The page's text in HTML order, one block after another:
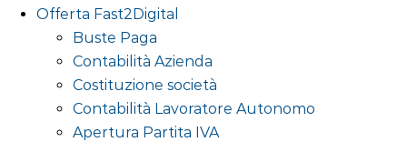
Offerta Fast2Digital
Buste Paga
Contabilità Azienda
Costituzione società
Contabilità Lavoratore Autonomo
Apertura Partita IVA